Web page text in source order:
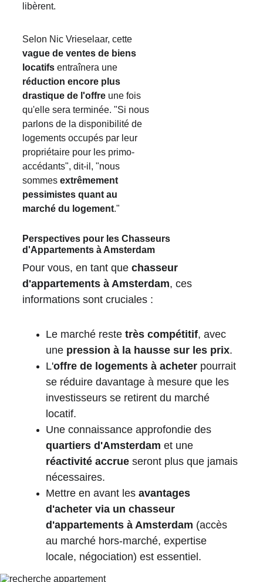
Perspectives pour les Chasseurs
d'Appartements à Amsterdam
Pour vous, en tant que chasseur
d'appartements à Amsterdam, ces
informations sont cruciales :
Le marché reste très compétitif, avec
une pression à la hausse sur les prix.
L'offre de logements à acheter pourrait
se réduire davantage à mesure que les
investisseurs se retirent du marché
locatif.
Une connaissance approfondie des
quartiers d'Amsterdam et une
réactivité accrue seront plus que jamais
nécessaires.
Mettre en avant les avantages
d'acheter via un chasseur
d'appartements à Amsterdam (accès
au marché hors-marché, expertise
locale, négociation) est essentiel.
libèrent.
Selon Nic Vrieselaar, cette
vague de ventes de biens
locatifs entraînera une
réduction encore plus
drastique de l'offre une fois
qu'elle sera terminée. "Si nous
parlons de la disponibilité de
logements occupés par leur
propriétaire pour les primo-
accédants", dit-il, "nous
sommes extrêmement
pessimistes quant au
marché du logement."